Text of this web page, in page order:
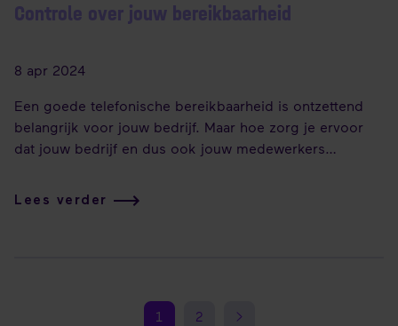
Controle over jouw bereikbaarheid
8 apr 2024
Een goede telefonische bereikbaarheid is ontzettend
belangrijk voor jouw bedrijf. Maar hoe zorg je ervoor
dat jouw bedrijf en dus ook jouw medewerkers
organisatie niet altijd in staat om inkomende oproepen
Lees verder
1 2